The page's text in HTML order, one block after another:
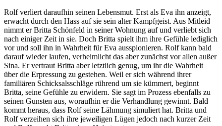
Rolf verliert daraufhin seinen Lebensmut. Erst als Eva ihn anzeigt,
erwacht durch den Hass auf sie sein alter Kampfgeist. Aus Mitleid
nimmt er Britta Schönfeld in seiner Wohnung auf und verliebt sich
nach einiger Zeit in sie. Doch Britta spielt ihm ihre Gefühle lediglich
vor und soll ihn in Wahrheit für Eva ausspionieren. Rolf kann bald
darauf wieder laufen, verheimlicht das aber zunächst vor allen außer
Sina. Er vertraut Britta aber letztlich genug, um ihr die Wahrheit
über die Erpressung zu gestehen. Weil er sich während ihrer
familiären Schicksalsschläge rührend um sie kümmert, beginnt
Britta, seine Gefühle zu erwidern. Sie sagt im Prozess ebenfalls zu
seinen Gunsten aus, woraufhin er die Verhandlung gewinnt. Bald
kommt heraus, dass Rolf seine Lähmung simuliert hat. Britta und
Rolf verzeihen sich ihre jeweiligen Lügen jedoch nach kurzer Zeit